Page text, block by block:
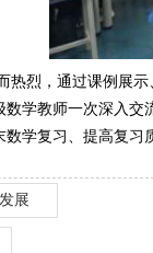
热烈，通过课例展
数学教师一次深入
数学复习、提高复习
展